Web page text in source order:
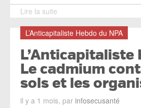
Lire la suite
L’Anticapitaliste Hebdo du NPA
L’Anticapitaliste
Le cadmium
sols et les
il y a 1 mois, par infosecusanté